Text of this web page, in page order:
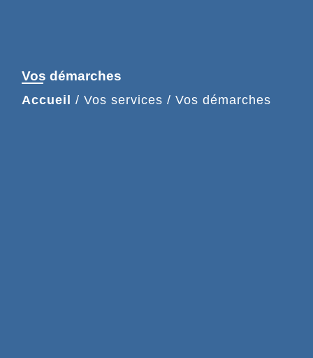
Vos démarches
Accueil / Vos services / Vos démarches